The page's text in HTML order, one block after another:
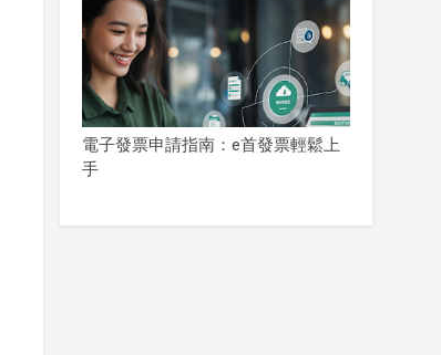
電子發票申請指南：e首發票輕鬆上
手